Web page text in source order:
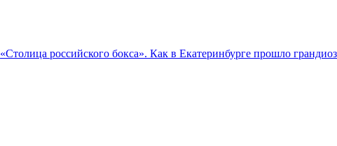
«Столица российского бокса». Как в Екатеринбурге прошло